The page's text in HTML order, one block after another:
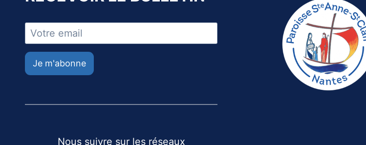
Je m'abonne
Nous suivre sur les réseaux